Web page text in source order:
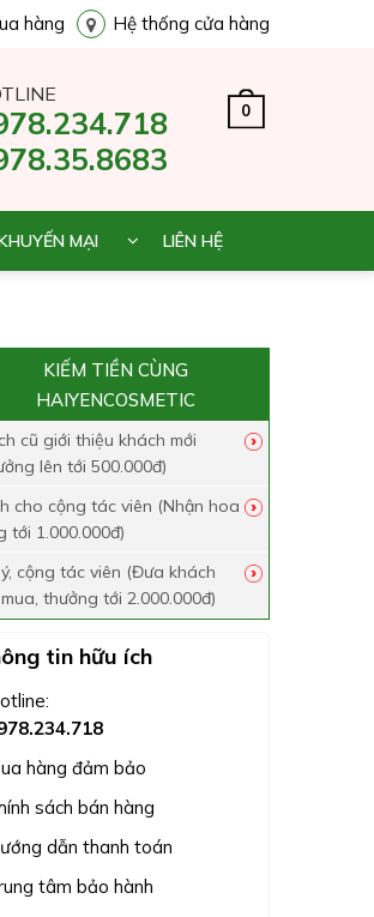
hàng Hệ thống cửa hàng
0
MẠI LIÊN HỆ
KIẾM TIỀN CÙNG
HAIYENCOSMETIC
cũ giới thiệu khách mới
lên tới 500.000đ)
cho cộng tác viên (Nhận hoa
tới 1.000.000đ)
cộng tác viên (Đưa khách
thưởng tới 2.000.000đ)
tin hữu ích
hàng đảm bảo
sách bán hàng
dẫn thanh toán
tâm bảo hành